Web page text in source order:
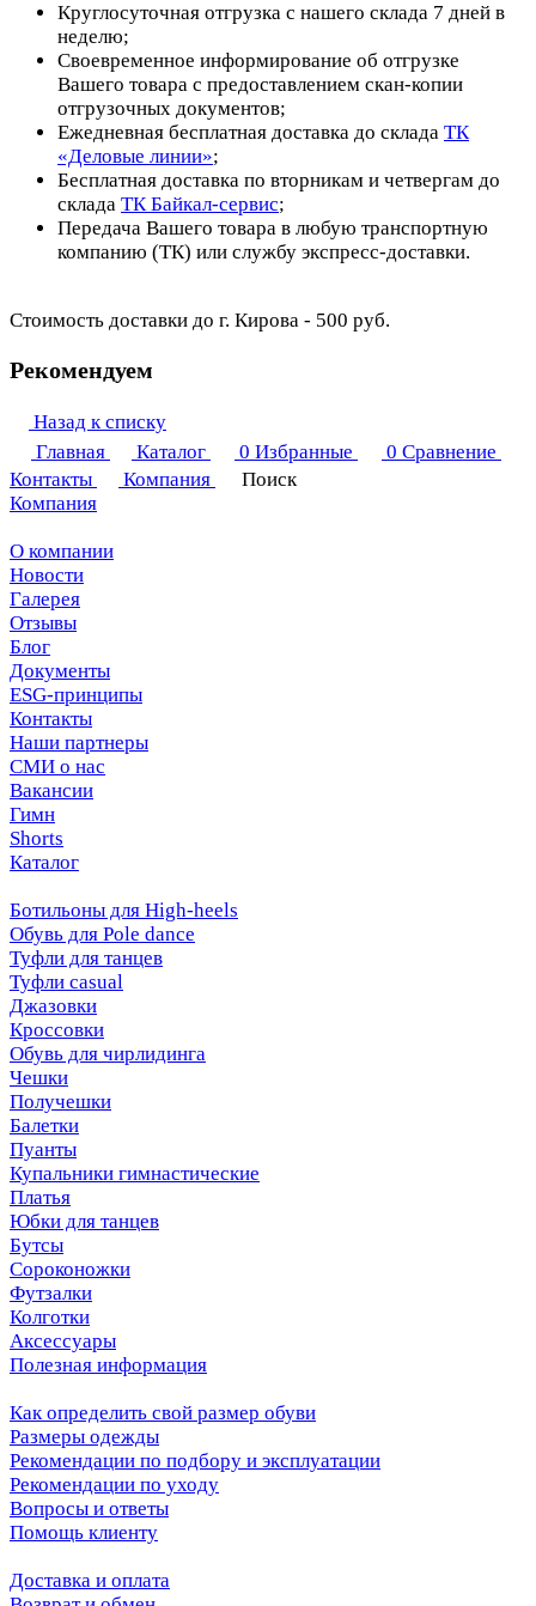
Круглосуточная отгрузка с нашего склада 7 дней в
неделю;
Своевременное информирование об отгрузке
Вашего товара с предоставлением скан-копии
отгрузочных документов;
Ежедневная бесплатная доставка до склада ТК
«Деловые линии»;
Бесплатная доставка по вторникам и четвергам до
склада ТК Байкал-сервис;
Передача Вашего товара в любую транспортную
компанию (ТК) или службу экспресс-доставки.
Стоимость доставки до г. Кирова - 500 руб.
Рекомендуем
Назад к списку
Главная
Каталог 0 Избранные 0 Сравнение
Контакты
Компания
Поиск
Компания
О компании
Новости
Галерея
Отзывы
Блог
Документы
ESG-принципы
Контакты
Наши партнеры
СМИ о нас
Вакансии
Гимн
Shorts
Каталог
Ботильоны для High-heels
Обувь для Pole dance
Туфли для танцев
Туфли casual
Джазовки
Кроссовки
Обувь для чирлидинга
Чешки
Получешки
Балетки
Пуанты
Купальники гимнастические
Платья
Юбки для танцев
Бутсы
Сороконожки
Футзалки
Колготки
Аксессуары
Полезная информация
Как определить свой размер обуви
Размеры одежды
Рекомендации по подбору и эксплуатации
Рекомендации по уходу
Вопросы и ответы
Помощь клиенту
Доставка и оплата